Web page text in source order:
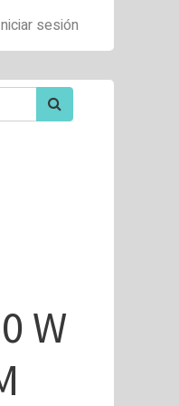
sesión
W